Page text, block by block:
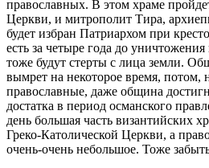
православных. В этом храме
Церкви, и митрополит Тира,
будет избран Патриархом при
есть за четыре года до
тоже будут стерты с лица земли.
вымрет на некоторое время, потом,
православные, даже община
достатка в период османского
день большая часть византийских
Греко-Католической Церкви, а
очень-очень небольшое. Тоже